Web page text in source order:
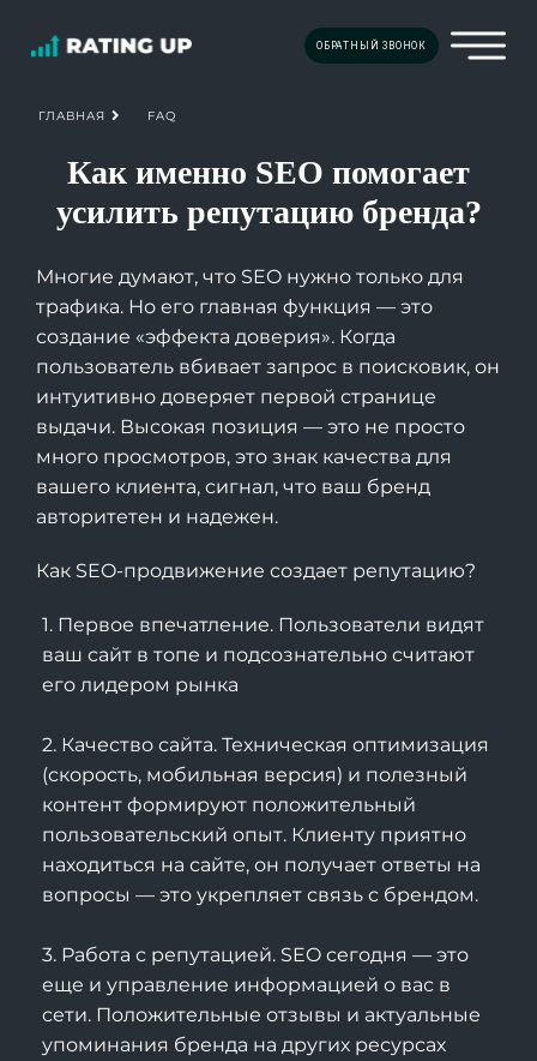
ОБРАТНЫЙ ЗВОНОК
ГЛАВНАЯ FAQ
Как именно SEO помогает
усилить репутацию бренда?
Многие думают, что SEO нужно только для
трафика. Но его главная функция — это
создание «эффекта доверия». Когда
пользователь вбивает запрос в поисковик, он
интуитивно доверяет первой странице
выдачи. Высокая позиция — это не просто
много просмотров, это знак качества для
вашего клиента, сигнал, что ваш бренд
авторитетен и надежен.
Как SEO-продвижение создает репутацию?
1. Первое впечатление. Пользователи видят
ваш сайт в топе и подсознательно считают
его лидером рынка
2. Качество сайта. Техническая оптимизация
(скорость, мобильная версия) и полезный
контент формируют положительный
пользовательский опыт. Клиенту приятно
находиться на сайте, он получает ответы на
вопросы — это укрепляет связь с брендом.
3. Работа с репутацией. SEO сегодня — это
еще и управление информацией о вас в
сети. Положительные отзывы и актуальные
упоминания бренда на других ресурсах